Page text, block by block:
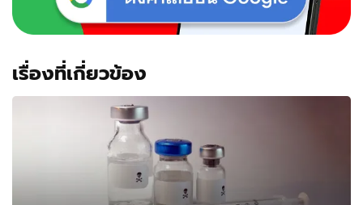
เรื่องที่เกี่ยวข้อง